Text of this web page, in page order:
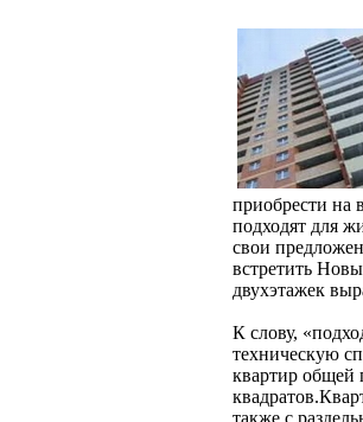
приобрести на
подходят для
свои
встретить
двухэтажек
К слову,
техническую
квартир общей
также с